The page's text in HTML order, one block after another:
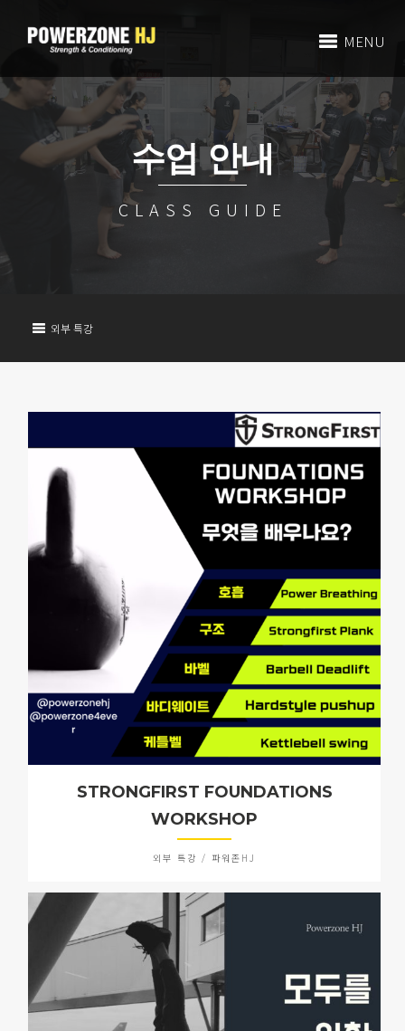
MENU
수업 안내
CLASS GUIDE
외부 특강
STRONGFIRST FOUNDATIONS
WORKSHOP
외부 특강 / 파워존HJ